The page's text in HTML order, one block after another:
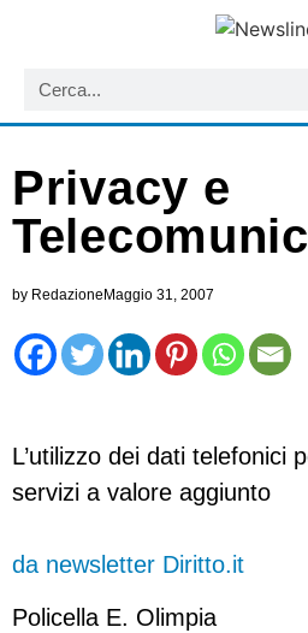
Privacy e
by RedazioneMaggio 31, 2007
L’utilizzo dei dati telefonici
servizi a valore aggiunto
da newsletter Diritto.it
Policella E. Olimpia